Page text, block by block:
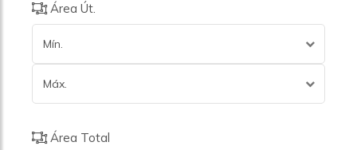
Área Út.
Mín.
Máx.
Área Total